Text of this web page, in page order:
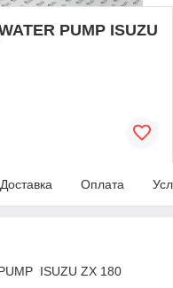
PUMP ISUZU
Доставка Оплата
ISUZU ZX 180